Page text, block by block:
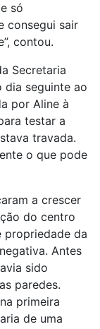
só
consegui sair
contou.
Secretaria
dia seguinte ao
por Aline à
testar a
travada.
o que pode
a crescer
do centro
propriedade da
Antes
sido
paredes.
primeira
de uma